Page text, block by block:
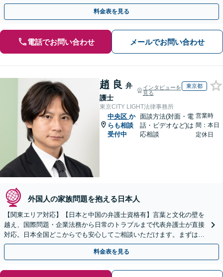
中国語、タイ語等対応可能です（通訳料別途）。
料金表を見る
電話でお問い合わせ メールでお問い合わせ
趙 良 弁
護士
インタビューを
見る
東京都
東京CITY LIGHT法律事務所
中央区 か
らも相談
受付中
面談方法(対面・電
話・ビデオなど)は
応相談
営業時
間：本日
定休日
外国人の家族問題を抱える日本人
【関東エリア対応】【日本と中国の弁護士資格有】言葉と文化の壁を
越え、国際問題・企業法務から日常のトラブルまで代表弁護士が直接
対応。日本全国どこからでも安心してご相談いただけます。まずは一
歩を踏み出してみませんか。【初回相談無料】
料金表を見る